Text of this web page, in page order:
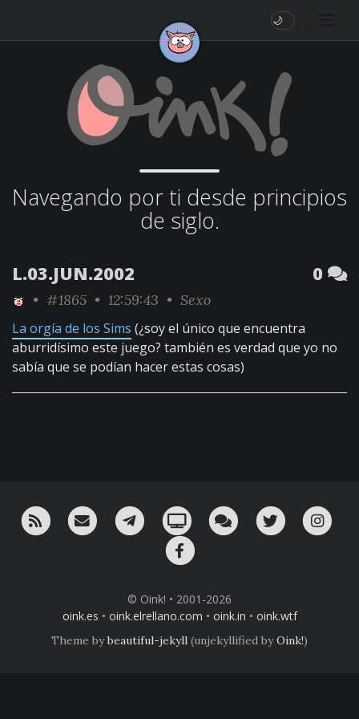
🌙
Navegando por ti desde principios
de siglo.
L.03.JUN.2002 0
• #1865 • 12:59:43 • Sexo
La orgía de los Sims (¿soy el único que encuentra
aburridísimo este juego? también es verdad que yo no
sabía que se podían hacer estas cosas)
RSS ¡Mándame un email!¡Nuestro canal en Telegram!
Oink! TV Charla con nosotros
Twitter
© Oink! • 2001-2026
oink.es • oink.elrellano.com • oink.in • oink.wtf
Theme bybeautiful-jekyll (unjekyllified byOink!)